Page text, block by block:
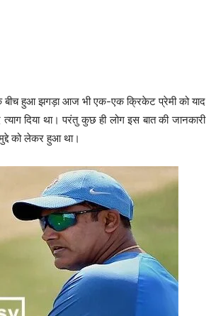
बीच हुआ झगड़ा आज भी एक-एक क्रिकेट प्रेमी को याद
दिया था। परंतु कुछ ही लोग इस बात की जानकारी
को लेकर हुआ था।